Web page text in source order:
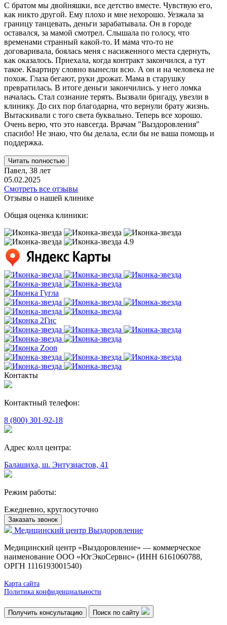
С братом мы двойняшки, все детство вместе. Чувствую его,
как никто другой. Ему плохо и мне нехорошо. Уезжала за
границу танцевать, деньги зарабатывала. Он в городе
оставался, за мамой смотрел. Слышала по голосу, что
временами странный какой-то. И мама что-то не
договаривала, боялась меня с насиженного места сдернуть,
как оказалось. Приехала, когда контракт закончился, а тут
такое. Квартиру словно вынесли всю. А он и на человека не
похож. Глаза бегают, руки дрожат. Мама в старушку
превратилась. В итоге деньги закончились. у него ломка
началась. Стал сознание терять. Вызвали бригаду, увезли в
клинику. До сих пор благодарна, что вернули брату жизнь.
Вытаскивали с того света буквально. Теперь все хорошо.
Очень верю, что это навсегда. Врачам "Выздоровления"
спасибо! Не знаю, что бы делала, если бы не ваша помощь и
поддержка.
Читать полностью
Павел, 38 лет
05.02.2025
Смотреть все отзывы
Отзывы о нашей клинике
Общая оценка клиники:
4.9
Контакты
Контактный телефон:
8 (800) 301-92-18
Адрес колл центра:
Балашиха, ш. Энтузиастов, 41
Режим работы:
Ежедневно, круглосуточно
Заказать звонок
Медицинский центр Выздоровление
Медицинский центр «Выздоровление» — коммерческое
наименование ООО «ЮгЭкоСервис» (ИНН 6161060788,
ОРГН 1116193001540)
Карта сайта
Политика конфиденциальности
Получить консультацию Поиск по сайту